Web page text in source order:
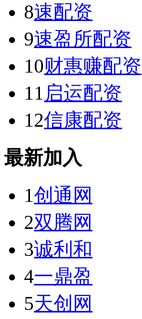
8速配资
9速盈所配资
10财惠赚配资
11 启运配资
12信康配资
最新加入
1创通网
2双腾网
3诚利和
4一鼎盈
5天创网